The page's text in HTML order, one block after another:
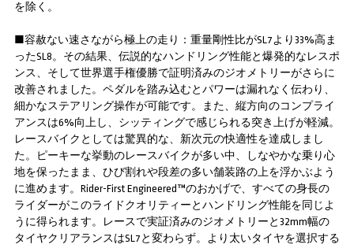
を除く。
■容赦ない速さながら極上の走り：重量剛性比がSL7より33%高ま
ったSL8。その結果、伝説的なハンドリング性能と爆発的なレスポ
ンス、そして世界選手権優勝で証明済みのジオメトリーがさらに
改善されました。ペダルを踏み込むとパワーは漏れなく伝わり、
細かなステアリング操作が可能です。また、縦方向のコンプライ
アンスは6%向上し、シッティングで感じられる突き上げが軽減。
レースバイクとしては驚異的な、新次元の快適性を達成しまし
た。ピーキーな挙動のレースバイクが多い中、しなやかな乗り心
地を保ったまま、ひび割れや段差の多い舗装路の上を浮かぶよう
に進めます。Rider-First Engineered™のおかげで、すべての身長の
ライダーがこのライドクオリティーとハンドリング性能を同じよ
うに得られます。レースで実証済みのジオメトリーと32mm幅の
タイヤクリアランスはSL7と変わらず。より太いタイヤを選択する